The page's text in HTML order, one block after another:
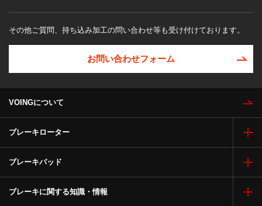
その他ご質問、持ち込み加工の問い合わせ等も受け付けております。
お問い合わせフォーム
VOINGについて
ブレーキローター
ブレーキパッド
ブレーキに関する知識・情報